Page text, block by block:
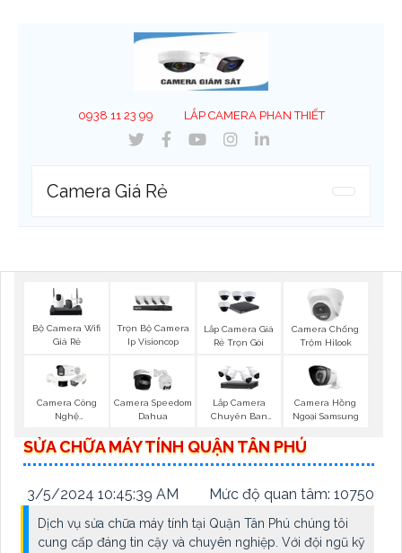
0938 11 23 99 LẮP CAMERA PHAN THIẾT
Camera Giá Rẻ
Bộ Camera Wifi
Giá Rẻ
Trọn Bộ Camera
Ip Visioncop
Lắp Camera Giá
Rẻ Trọn Gói
Camera Chống
Trộm Hilook
Camera Công
Nghệ
Camera Speedom
Dahua
Lắp Camera
Chuyên Ban
Camera Hồng
Ngoại Samsung
SỬA CHỮA MÁY TÍNH QUẬN TÂN PHÚ
3/5/2024 10:45:39 AM Mức độ quan tâm: 10750
Dịch vụ sửa chữa máy tính tại Quận Tân Phú chúng tôi
cung cấp đáng tin cậy và chuyên nghiệp. Với đội ngũ kỹ